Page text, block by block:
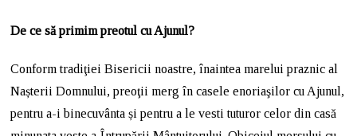
De ce să primim preotul cu Ajunul?
Conform tradiţiei Bisericii noastre, înaintea marelui praznic al
Nașterii Domnului, preoţii merg în casele enoriaşilor cu Ajunul,
pentru a-i binecuvânta și pentru a le vesti tuturor celor din casă